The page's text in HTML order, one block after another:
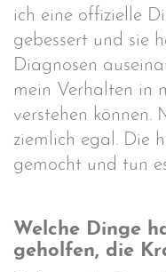
ich eine offizielle
gebessert und sie
Diagnosen
mein Verhalten in
verstehen können.
ziemlich egal. Die
gemocht und tun
Welche Dinge
geholfen, die